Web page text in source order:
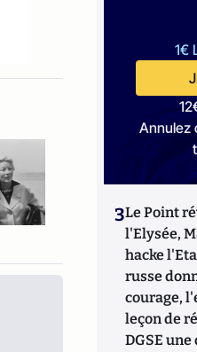
1€
Annulez
3Le Point
l'Elysée,
hacke
russe
courage,
leçon de
DGSE